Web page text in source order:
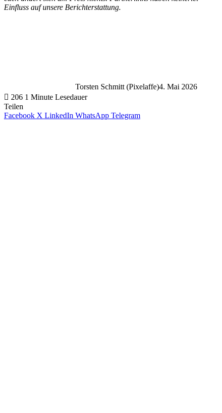
Einfluss auf unsere Berichterstattung.
Torsten Schmitt (Pixelaffe)4. Mai 2026
206 1 Minute Lesedauer
Teilen
Facebook X LinkedIn WhatsApp Telegram